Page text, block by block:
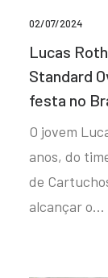
02/07/2024
Lucas
Standard
festa no
O jovem
anos, do
de
alcançar o…